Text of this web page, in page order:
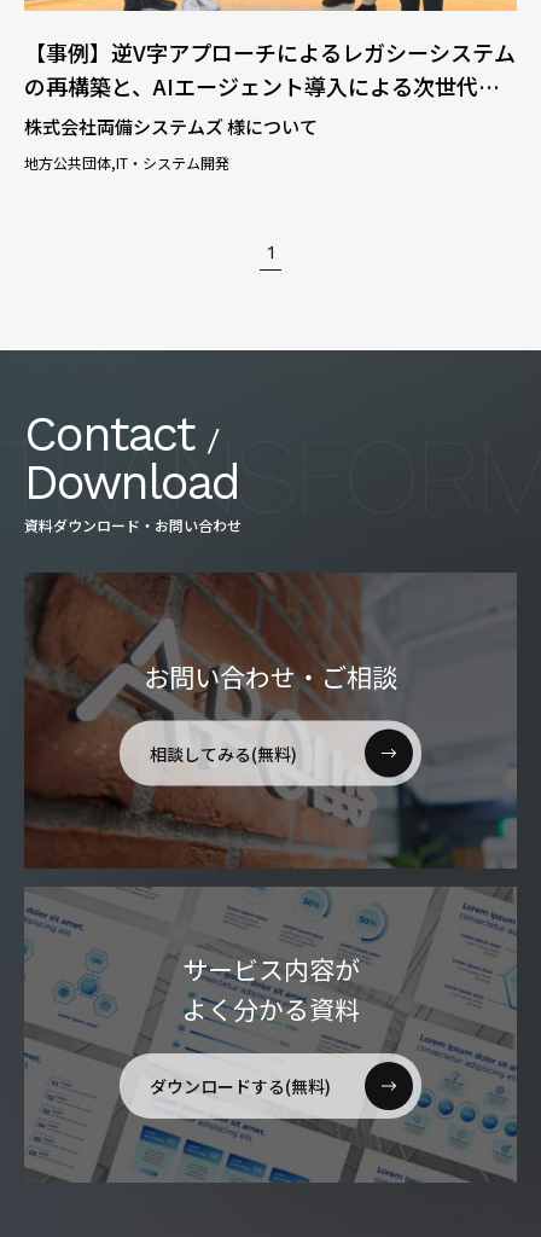
【事例】逆V字アプローチによるレガシーシステム
の再構築と、AIエージェント導入による次世代開
発プロセス構築プロジェクト
株式会社両備システムズ 様について
地方公共団体 IT・システム開発
1
Contact /
Download
資料ダウンロード・お問い合わせ
お問い合わせ・ご相談
相談してみる(無料)
サービス内容が
よく分かる資料
ダウンロードする(無料)